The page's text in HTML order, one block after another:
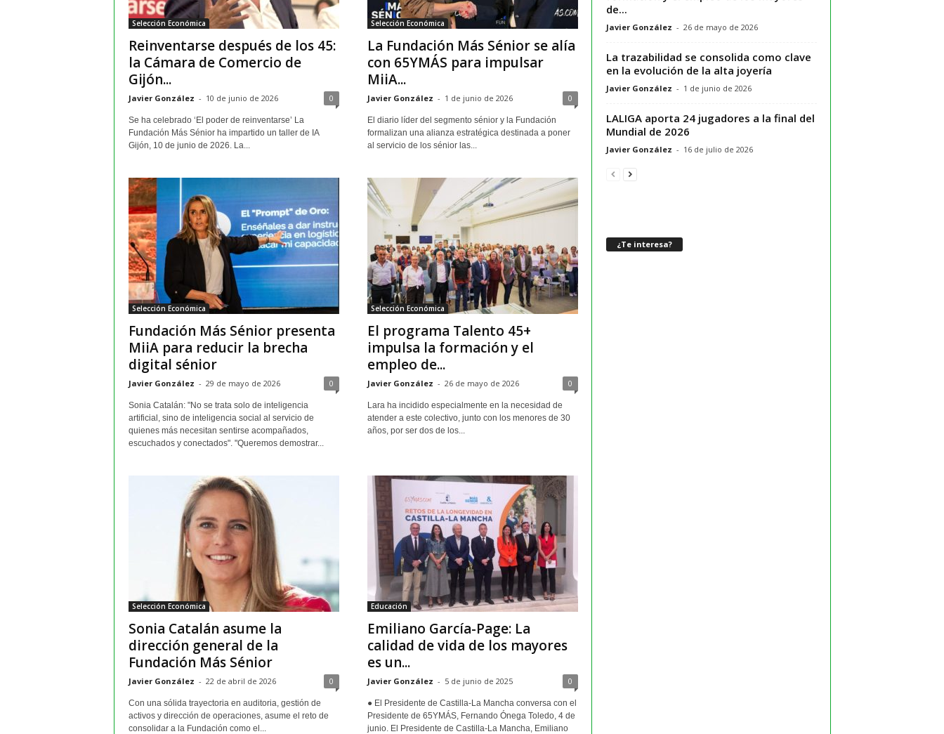
Selección Económica
Reinventarse después de los 45:
la Cámara de Comercio de
Gijón...
Javier González - 10 de junio de 2026 0
Se ha celebrado ‘El poder de reinventarse’ La
Fundación Más Sénior ha impartido un taller de IA
Gijón, 10 de junio de 2026. La...
Selección Económica
La Fundación Más Sénior se alía
con 65YMÁS para impulsar
MiiA...
Javier González - 1 de junio de 2026 0
El diario líder del segmento sénior y la Fundación
formalizan una alianza estratégica destinada a poner
al servicio de los sénior las...
Selección Económica
Fundación Más Sénior presenta
MiiA para reducir la brecha
digital sénior
Javier González - 29 de mayo de 2026 0
Sonia Catalán: "No se trata solo de inteligencia
artificial, sino de inteligencia social al servicio de
quienes más necesitan sentirse acompañados,
escuchados y conectados". "Queremos demostrar...
Selección Económica
El programa Talento 45+
impulsa la formación y el
empleo de...
Javier González - 26 de mayo de 2026 0
Lara ha incidido especialmente en la necesidad de
atender a este colectivo, junto con los menores de 30
años, por ser dos de los...
Selección Económica
Sonia Catalán asume la
dirección general de la
Fundación Más Sénior
Javier González - 22 de abril de 2026 0
Con una sólida trayectoria en auditoria, gestión de
activos y dirección de operaciones, asume el reto de
consolidar a la Fundación como el...
Educación
Emiliano García-Page: La
calidad de vida de los mayores
es un...
Javier González - 5 de junio de 2025 0
● El Presidente de Castilla-La Mancha conversa con el
Presidente de 65YMÁS, Fernando Ónega Toledo, 4 de
junio. El Presidente de Castilla-La Mancha, Emiliano
de...
Javier González - 26 de mayo de 2026
La trazabilidad se consolida como clave
en la evolución de la alta joyería
Javier González - 1 de junio de 2026
LALIGA aporta 24 jugadores a la final del
Mundial de 2026
Javier González - 16 de julio de 2026
¿Te interesa?